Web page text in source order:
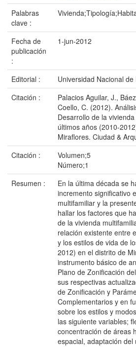
Palabras
clave :
Fecha de
publicación
:
1-jun-2012
Editorial :
Universidad Nacional
Citación :
Palacios Aguilar, J.,
Coello, C. (2012).
Desarrollo de la
últimos años (2010-
Miraflores. Ciudad &
Citación :
Volumen;5
Número;1
Resumen :
En la última década se
incremento significativo
multifamiliar y la
hallar los factores que
de la vivienda
relación existente entre
y los estilos de vida de
2012) en el distrito de
instrumento básico de
Plano de Zonificación
sus respectivas
de Zonificación y
Complementarios y en
sobre los estilos y
las siguiente variables;
concentración de áreas
espacial, adaptación del